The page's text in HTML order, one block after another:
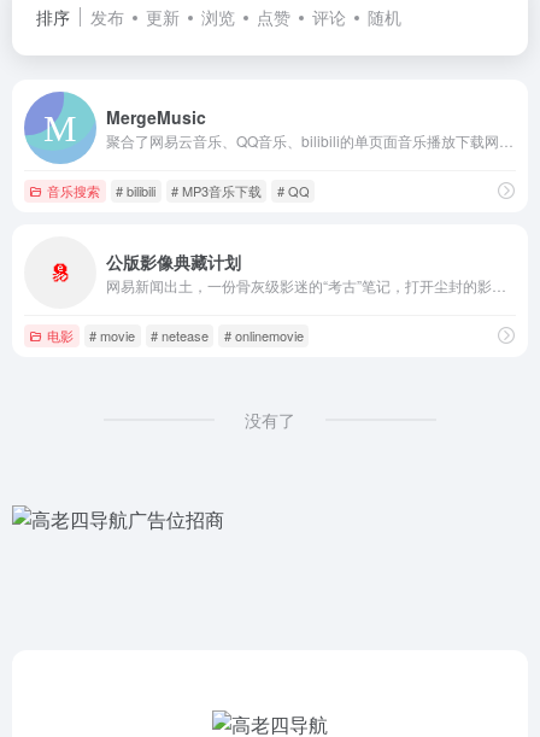
排序 发布 更新 浏览 点赞 评论 随机
MergeMusic
音乐搜索 # bilibili # MP3音乐下载 # QQ
公版影像典藏计划
电影 # movie # netease # onlinemovie
没有了